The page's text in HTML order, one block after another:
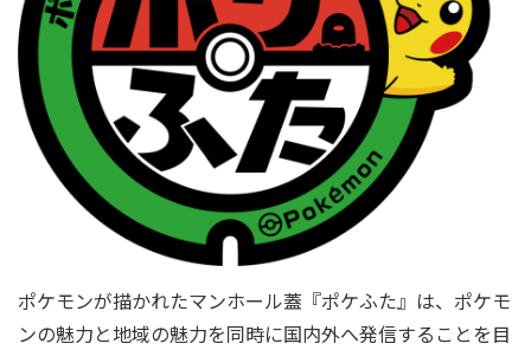
ポケモンが描かれたマンホール蓋『ポケふた』は、ポケモ
ンの魅力と地域の魅力を同時に国内外へ発信することを目